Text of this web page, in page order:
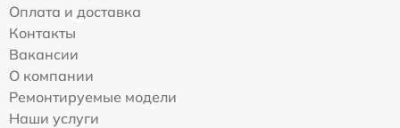
Оплата и доставка
Контакты
Вакансии
О компании
Ремонтируемые модели
Наши услуги